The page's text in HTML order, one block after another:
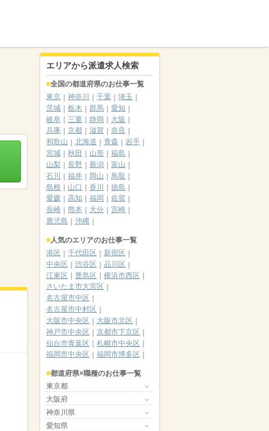
エリアから派遣求人検索
全国の都道府県のお仕事一覧
東京
神奈川 千葉
埼玉
茨城
栃木 群馬
愛知
岐阜
三重 静岡
大阪
兵庫
京都 滋賀
奈良
和歌山
北海道 青森
岩手
宮城
秋田 山形
福島
山梨
長野 新潟
富山
石川
福井 岡山
鳥取
島根
山口 香川
徳島
愛媛
高知 福岡
佐賀
長崎
熊本 大分
宮崎
鹿児島
沖縄
人気のエリアのお仕事一覧
港区
千代田区
新宿区
中央区
渋谷区
品川区
江東区
豊島区
横浜市西区
さいたま市大宮区
名古屋市中区
名古屋市中村区
大阪市中央区
大阪市北区
神戸市中央区
京都市下京区
仙台市青葉区
札幌市中央区
福岡市中央区
福岡市博多区
都道府県×職種のお仕事一覧
東京都
大阪府
神奈川県
愛知県